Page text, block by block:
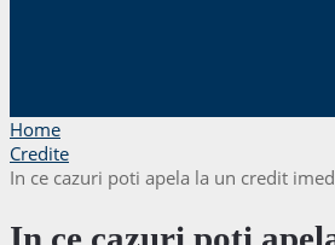
Home
Credite
In ce cazuri poti apela la un credit